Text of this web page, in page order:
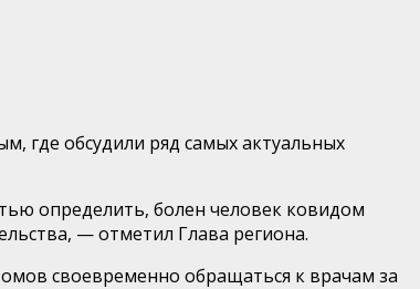
где обсудили ряд самых актуальных
определить, болен человек ковидом
— отметил Глава региона.
своевременно обращаться к врачам за